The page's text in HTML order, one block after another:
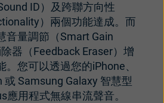
ID）及跨聯方向性
）兩個功能達成。而
音量調節（Smart Gain
器（Feedback Eraser）增
。您可以透過您的iPhone、
或 Samsung Galaxy 智慧型
應用程式無線串流聲音。